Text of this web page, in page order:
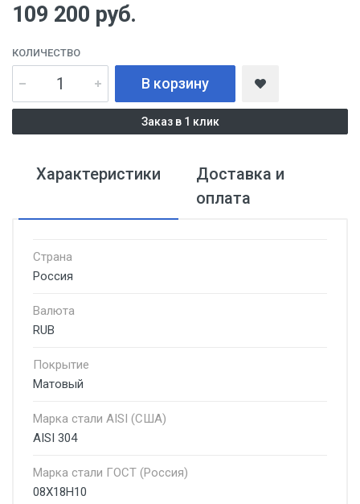
109 200 руб.
КОЛИЧЕСТВО
В корзину
Заказ в 1 клик
Характеристики
Доставка и
оплата
Страна
Россия
Валюта
RUB
Покрытие
Матовый
Марка стали AISI (США)
AISI 304
Марка стали ГОСТ (Россия)
08Х18Н10